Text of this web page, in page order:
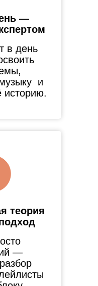
в день
и
историю.
—
—
теория